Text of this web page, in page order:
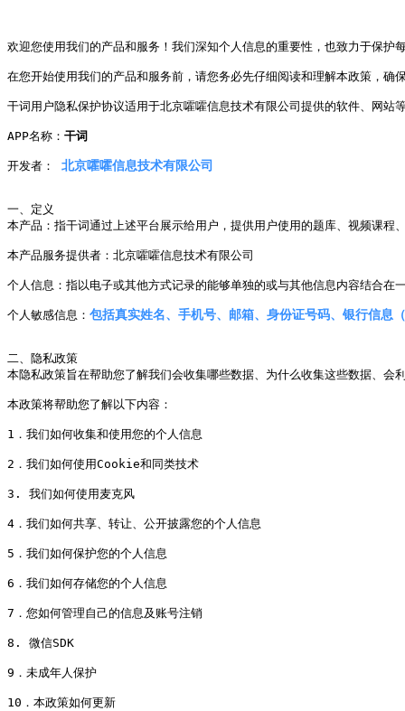
欢迎您使用我们的产品和服务！我们深知个人信息的重要性，也致力于保
在您开始使用我们的产品和服务前，请您务必先仔细阅读和理解本政策，
干词用户隐私保护协议适用于北京嚯嚯信息技术有限公司提供的软件、
APP名称： 干词
开发者： 北京嚯嚯信息技术有限公司
一、定义
本产品：指干词通过上述平台展示给用户，提供用户使用的题库、视频课
本产品服务提供者：北京嚯嚯信息技术有限公司
个人信息：指以电子或其他方式记录的能够单独的或与其他信息内容结合
个人敏感信息： 包括真实姓名、手机号、邮箱、身份证号码、银行信
二、隐私政策
本隐私政策旨在帮助您了解我们会收集哪些数据、为什么收集这些数据、
本政策将帮助您了解以下内容：
1．我们如何收集和使用您的个人信息
2．我们如何使用Cookie和同类技术
3. 我们如何使用麦克风
4．我们如何共享、转让、公开披露您的个人信息
5．我们如何保护您的个人信息
6．我们如何存储您的个人信息
7．您如何管理自己的信息及账号注销
8. 微信SDK
9．未成年人保护
10．本政策如何更新